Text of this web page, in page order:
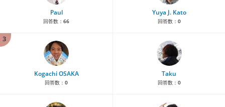
Paul
回答数： 66
Yuya J. Kato
回答数： 0
3
Kogachi OSAKA
回答数： 0
Taku
回答数： 0